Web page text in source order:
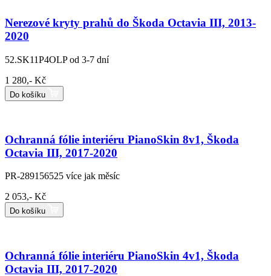
Nerezové kryty prahů do Škoda Octavia III, 2013-
2020
52.SK11P4OLP od 3-7 dní
1 280,- Kč
Do košíku
Ochranná fólie interiéru PianoSkin 8v1, Škoda
Octavia III, 2017-2020
PR-289156525 více jak měsíc
2 053,- Kč
Do košíku
Ochranná fólie interiéru PianoSkin 4v1, Škoda
Octavia III, 2017-2020